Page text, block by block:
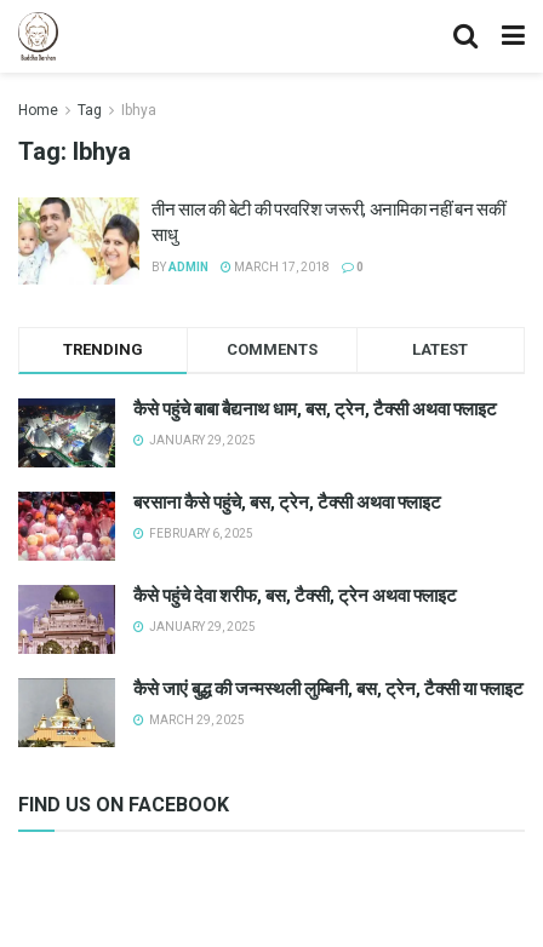
Home Tag Ibhya
Tag: Ibhya
तीन साल की बेटी की परवरिश जरूरी, अनामिका नहीं बन सकीं
साधु
BYADMIN MARCH 17, 2018 0
TRENDING COMMENTS LATEST
कैसे पहुंचे बाबा बैद्यनाथ धाम, बस, ट्रेन, टैक्सी अथवा फ्लाइट
JANUARY 29, 2025
बरसाना कैसे पहुंचे, बस, ट्रेन, टैक्सी अथवा फ्लाइट
FEBRUARY 6, 2025
कैसे पहुंचे देवा शरीफ, बस, टैक्सी, ट्रेन अथवा फ्लाइट
JANUARY 29, 2025
कैसे जाएं बुद्ध की जन्मस्थली लुम्बिनी, बस, ट्रेन, टैक्सी या फ्लाइट
MARCH 29, 2025
FIND US ON FACEBOOK